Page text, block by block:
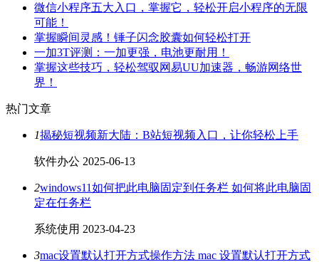
微信小程序五大入口，掌握它，轻松开启小程序的无限
可能！
掌握瞬间灵感！锤子闪念胶囊如何轻松打开
一加3T评测：一加更强，电池更耐用！
掌握这些技巧，轻松驾驭网易UU加速器，畅游网络世
界！
热门文章
1揭秘短视频新大陆：B站短视频入口，让你轻松上手
软件办公 2025-06-13
2windows11如何把此电脑固定到任务栏 如何将此电脑固
定在任务栏
系统使用 2023-04-23
3mac设置默认打开方式操作方法 mac 设置默认打开方式